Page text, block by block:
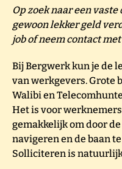
Op zoek naar een
gewoon lekker geld
job of neem contact
Bij Bergwerk kun je de
van werkgevers. Grote
Walibi en
Het is voor
gemakkelijk om door
navigeren en de baan
Solliciteren is natuurlijk